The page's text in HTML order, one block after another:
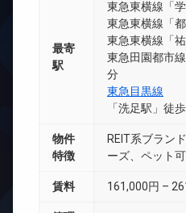
最寄
駅
東急東横線「
東急東横線「
東急東横線「
東急田園都市
分
東急目黒線
「洗足駅」徒
物件
特徴
REIT系ブラン
ーズ、ペット可
賃料 161,000円 –